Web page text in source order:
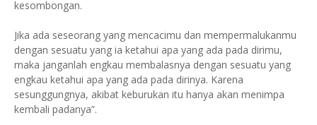
kesombongan.
Jika ada seseorang yang mencacimu dan mempermalukanmu
dengan sesuatu yang ia ketahui apa yang ada pada dirimu,
maka janganlah engkau membalasnya dengan sesuatu yang
engkau ketahui apa yang ada pada dirinya. Karena
sesunggungnya, akibat keburukan itu hanya akan menimpa
kembali padanya”.